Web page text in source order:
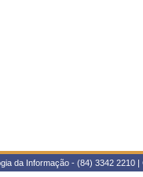
da Informação - (84) 3342